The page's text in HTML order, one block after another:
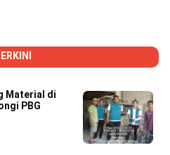
Material di
PBG